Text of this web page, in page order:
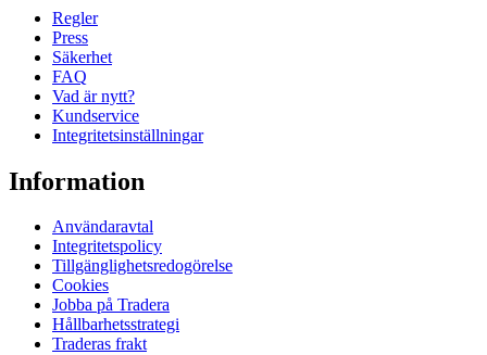
Regler
Press
Säkerhet
FAQ
Vad är nytt?
Kundservice
Integritetsinställningar
Information
Användaravtal
Integritetspolicy
Tillgänglighetsredogörelse
Cookies
Jobba på Tradera
Hållbarhetsstrategi
Traderas frakt